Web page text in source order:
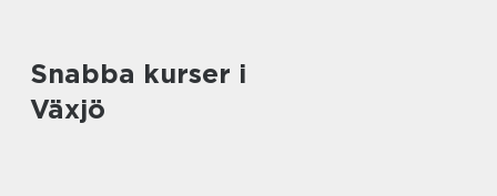
Snabba kurser i
Växjö